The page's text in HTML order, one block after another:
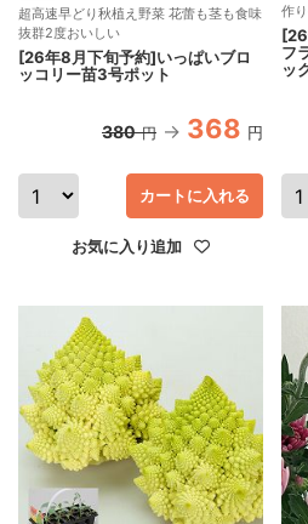
超高速早どり秋植え野菜 花蕾も茎も食味
抜群2度おいしい
[26年8月下旬予約]いっぱいブロ
ッコリー苗3号ポット
380 円 368 円
お気に入り追加
カートに入れる
作
フ
ッ